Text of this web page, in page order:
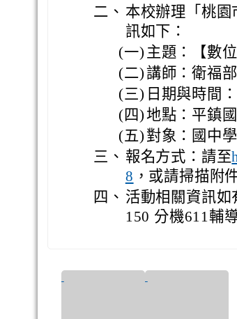
二、 本校辦理「桃
訊如下：
(一) 主題：【數
(二)講師：衛福
(三) 日期與時間
(四)地點：平鎮
(五) 對象：國中
三、 報名方式：請至
8 ，或請掃描附
四、 活動相關資訊如
150 分機611輔